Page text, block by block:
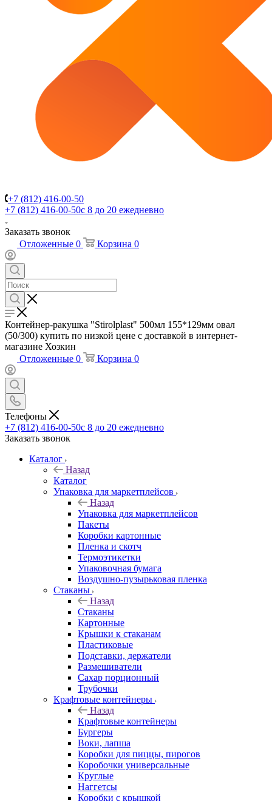
+7 (812) 416-00-50
+7 (812) 416-00-50с 8 до 20 ежедневно
Заказать звонок
Отложенные 0 Корзина 0
Контейнер-ракушка "Stirolplast" 500мл 155*129мм овал
(50/300) купить по низкой цене с доставкой в интернет-
магазине Хозкин
Отложенные 0 Корзина 0
Телефоны
+7 (812) 416-00-50с 8 до 20 ежедневно
Заказать звонок
Каталог
Назад
Каталог
Упаковка для маркетплейсов
Назад
Упаковка для маркетплейсов
Пакеты
Коробки картонные
Пленка и скотч
Термоэтикетки
Упаковочная бумага
Воздушно-пузырьковая пленка
Стаканы
Назад
Стаканы
Картонные
Крышки к стаканам
Пластиковые
Подставки, держатели
Размешиватели
Сахар порционный
Трубочки
Крафтовые контейнеры
Назад
Крафтовые контейнеры
Бургеры
Воки, лапша
Коробки для пиццы, пирогов
Коробочки универсальные
Круглые
Наггетсы
Коробки с крышкой